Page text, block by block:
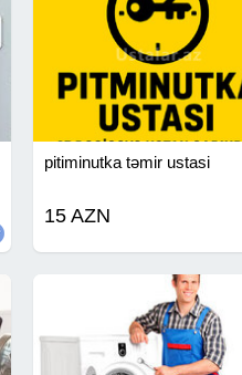
pitiminutka təmir ustasi
15 AZN